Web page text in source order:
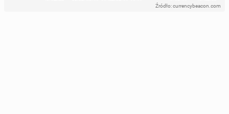
Źródło: currencybeacon.com